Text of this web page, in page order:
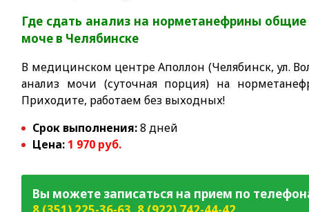
Где сдать анализ на норметанефрины
моче в Челябинске
В медицинском центре Аполлон (Челябинск, ул.
анализ мочи (суточная порция) на
Приходите, работаем без выходных!
Срок выполнения:8 дней
Цена: 1 970 руб.
Вы можете записаться на прием по